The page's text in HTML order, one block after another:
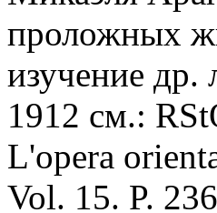
проложных
изучение др.
1912 см.:
L'opera
Vol. 15. P.